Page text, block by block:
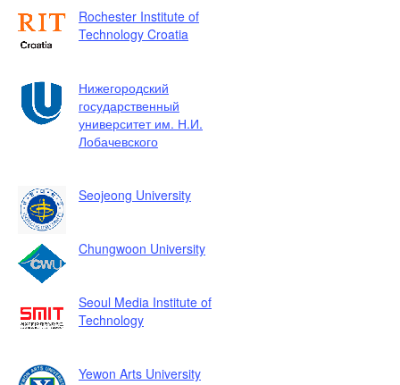
Rochester Institute of
Technology Croatia
Нижегородский
государственный
университет им. Н.И.
Лобачевского
Seojeong University
Chungwoon University
Seoul Media Institute of
Technology
Yewon Arts University